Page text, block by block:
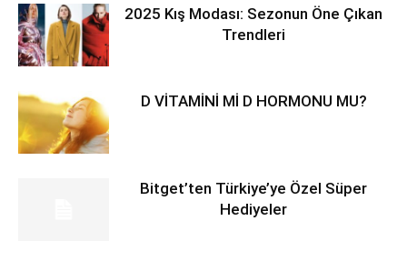
2025 Kış Modası: Sezonun Öne Çıkan
Trendleri
D VİTAMİNİ Mİ D HORMONU MU?
Bitget’ten Türkiye’ye Özel Süper
Hediyeler